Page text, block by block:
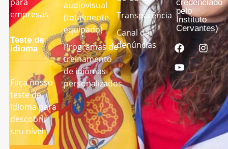
empresas
Teste de
idioma
Faça nosso
teste de
idioma para
descobrir
seu nível
audiovisual
(totalmente
equipado)
Programas de
treinamento
de idiomas
personalizados
Transparência
Canal de
denúncias
credenciado
pelo
Instituto
Cervantes)